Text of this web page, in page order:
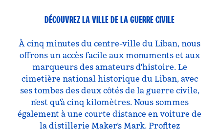
DÉCOUVREZ LA VILLE DE LA GUERRE CIVILE
À cinq minutes du centre-ville du Liban, nous
offrons un accès facile aux monuments et aux
marqueurs des amateurs d'histoire. Le
cimetière national historique du Liban, avec
ses tombes des deux côtés de la guerre civile,
n'est qu'à cinq kilomètres. Nous sommes
également à une courte distance en voiture de
la distillerie Maker’s Mark. Profitez